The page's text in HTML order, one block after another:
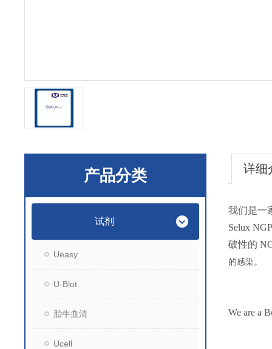
产品分类
试剂
Ueasy
U-Blot
胎牛血清
Ucell
详细
我们是一
Selux
破性的
的感染。
We are a